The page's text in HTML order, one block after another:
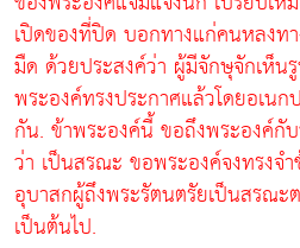
เปิดของที่ปิด บอกทางแก่คนหลงท
มืด ด้วยประสงค์ว่า ผู้มีจักษุจักเห็น
พระองค์ทรงประกาศแล้วโดยอเน
กัน. ข้าพระองค์นี้ ขอถึงพระองค์กั
ว่า เป็นสรณะ ขอพระองค์จงทรงจ
อุบาสกผู้ถึงพระรัตนตรัยเป็นสรณะ
เป็นต้นไป.